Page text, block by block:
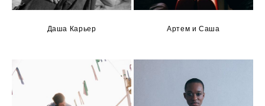
Даша Карьер Артем и Саша